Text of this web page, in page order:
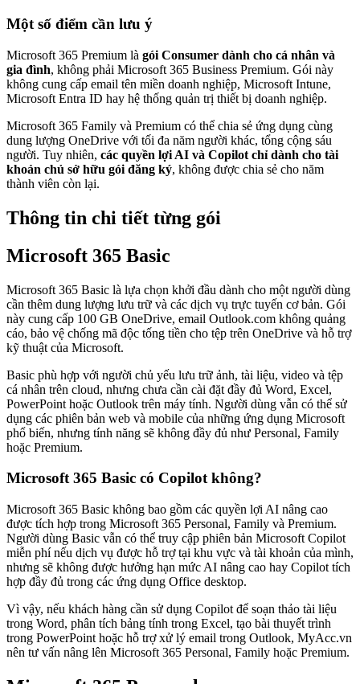
Một số điểm cần lưu ý
Microsoft 365 Premium là gói Consumer dành cho cá nhân và
gia đình, không phải Microsoft 365 Business Premium. Gói này
không cung cấp email tên miền doanh nghiệp, Microsoft Intune,
Microsoft Entra ID hay hệ thống quản trị thiết bị doanh nghiệp.
Microsoft 365 Family và Premium có thể chia sẻ ứng dụng cùng
dung lượng OneDrive với tối đa năm người khác, tổng cộng sáu
người. Tuy nhiên, các quyền lợi AI và Copilot chỉ dành cho tài
khoản chủ sở hữu gói đăng ký, không được chia sẻ cho năm
thành viên còn lại.
Thông tin chi tiết từng gói
Microsoft 365 Basic
Microsoft 365 Basic là lựa chọn khởi đầu dành cho một người dùng
cần thêm dung lượng lưu trữ và các dịch vụ trực tuyến cơ bản. Gói
này cung cấp 100 GB OneDrive, email Outlook.com không quảng
cáo, bảo vệ chống mã độc tống tiền cho tệp trên OneDrive và hỗ trợ
kỹ thuật của Microsoft.
Basic phù hợp với người chủ yếu lưu trữ ảnh, tài liệu, video và tệp
cá nhân trên cloud, nhưng chưa cần cài đặt đầy đủ Word, Excel,
PowerPoint hoặc Outlook trên máy tính. Người dùng vẫn có thể sử
dụng các phiên bản web và mobile của những ứng dụng Microsoft
phổ biến, nhưng tính năng sẽ không đầy đủ như Personal, Family
hoặc Premium.
Microsoft 365 Basic có Copilot không?
Microsoft 365 Basic không bao gồm các quyền lợi AI nâng cao
được tích hợp trong Microsoft 365 Personal, Family và Premium.
Người dùng Basic vẫn có thể truy cập phiên bản Microsoft Copilot
miễn phí nếu dịch vụ được hỗ trợ tại khu vực và tài khoản của mình,
nhưng sẽ không được hưởng hạn mức AI nâng cao hay Copilot tích
hợp đầy đủ trong các ứng dụng Office desktop.
Vì vậy, nếu khách hàng cần sử dụng Copilot để soạn thảo tài liệu
trong Word, phân tích bảng tính trong Excel, tạo bài thuyết trình
trong PowerPoint hoặc hỗ trợ xử lý email trong Outlook, MyAcc.vn
nên tư vấn nâng lên Microsoft 365 Personal, Family hoặc Premium.